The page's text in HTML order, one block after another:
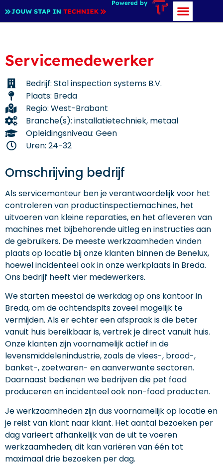
Powered by
Servicemedewerker
Bedrijf: Stol inspection systems B.V.
Plaats: Breda
Regio: West-Brabant
Branche(s): installatietechniek, metaal
Opleidingsniveau: Geen
Uren: 24-32
Omschrijving bedrijf
Als servicemonteur ben je verantwoordelijk voor het
controleren van productinspectiemachines, het
uitvoeren van kleine reparaties, en het afleveren van
machines met bijbehorende uitleg en instructies aan
de gebruikers. De meeste werkzaamheden vinden
plaats op locatie bij onze klanten binnen de Benelux,
hoewel incidenteel ook in onze werkplaats in Breda.
Ons bedrijf heeft vier medewerkers.
We starten meestal de werkdag op ons kantoor in
Breda, om de ochtendspits zoveel mogelijk te
vermijden. Als er echter een afspraak is die beter
vanuit huis bereikbaar is, vertrek je direct vanuit huis.
Onze klanten zijn voornamelijk actief in de
levensmiddelenindustrie, zoals de vlees-, brood-,
banket-, zoetwaren- en aanverwante sectoren.
Daarnaast bedienen we bedrijven die pet food
produceren en incidenteel ook non-food producten.
Je werkzaamheden zijn dus voornamelijk op locatie en
je reist van klant naar klant. Het aantal bezoeken per
dag varieert afhankelijk van de uit te voeren
werkzaamheden; dit kan variëren van één tot
maximaal drie bezoeken per dag.